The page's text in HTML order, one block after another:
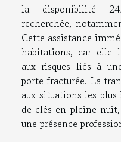
la disponibilité
recherchée,
Cette assistance
habitations, car elle
aux risques liés à
porte fracturée. La
aux situations les
de clés en pleine
une présence